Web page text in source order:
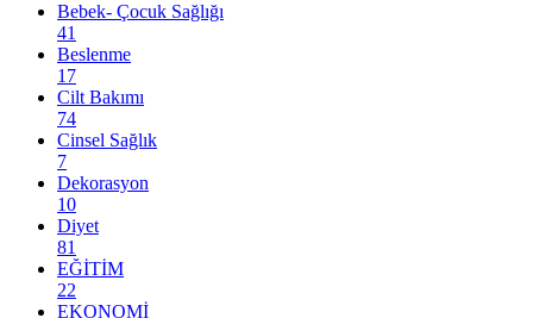
Bebek- Çocuk Sağlığı
41
Beslenme
17
Cilt Bakımı
74
Cinsel Sağlık
7
Dekorasyon
10
Diyet
81
EĞİTİM
22
EKONOMİ